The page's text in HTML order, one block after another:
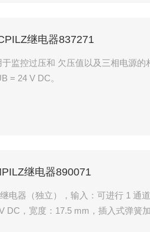
继电器837271
监控过压和 欠压值以及三相电源的
= 24 V DC。
继电器890071
电器（独立），输入：可进行 1 通
DC，宽度：17.5 mm，插入式弹簧